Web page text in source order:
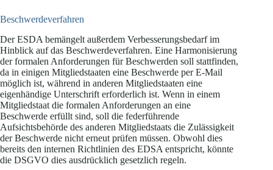
Beschwerdeverfahren
Der ESDA bemängelt außerdem Verbesserungsbedarf im
Hinblick auf das Beschwerdeverfahren. Eine Harmonisierung
der formalen Anforderungen für Beschwerden soll stattfinden,
da in einigen Mitgliedstaaten eine Beschwerde per E-Mail
möglich ist, während in anderen Mitgliedstaaten eine
eigenhändige Unterschrift erforderlich ist. Wenn in einem
Mitgliedstaat die formalen Anforderungen an eine
Beschwerde erfüllt sind, soll die federführende
Aufsichtsbehörde des anderen Mitgliedstaats die Zulässigkeit
der Beschwerde nicht erneut prüfen müssen. Obwohl dies
bereits den internen Richtlinien des EDSA entspricht, könnte
die DSGVO dies ausdrücklich gesetzlich regeln.